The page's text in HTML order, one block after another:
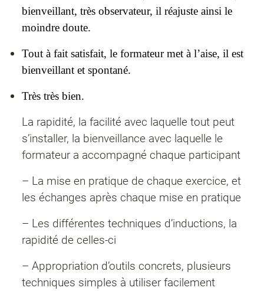
bienveillant, très observateur, il réajuste ainsi le
moindre doute.
Tout à fait satisfait, le formateur met à l’aise, il est
bienveillant et spontané.
Très très bien.
La rapidité, la facilité avec laquelle tout peut
s’installer, la bienveillance avec laquelle le
formateur a accompagné chaque participant
– La mise en pratique de chaque exercice, et
les échanges après chaque mise en pratique
– Les différentes techniques d’inductions, la
rapidité de celles-ci
– Appropriation d’outils concrets, plusieurs
techniques simples à utiliser facilement